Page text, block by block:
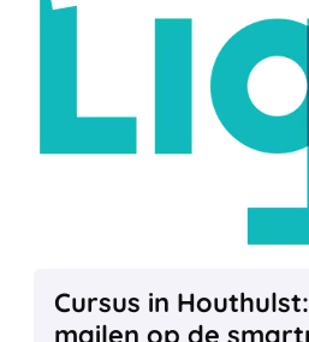
Cursus in
mailen op de